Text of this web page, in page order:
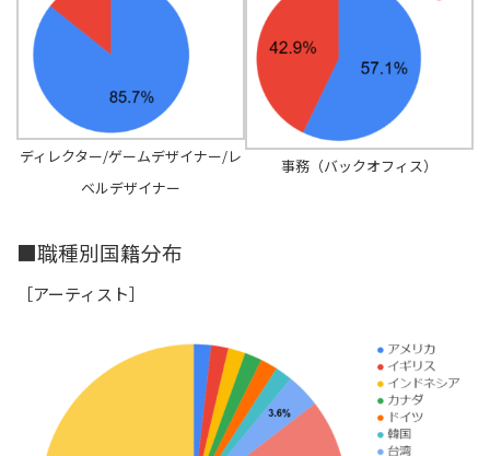
ディレクター/ゲームデザイナー/レ
ベルデザイナー
事務（バックオフィス）
■職種別国籍分布
［アーティスト］